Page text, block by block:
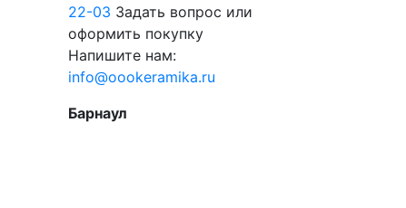
22-03 Задать вопрос или
оформить покупку
Напишите нам:
info@oookeramika.ru
Барнаул